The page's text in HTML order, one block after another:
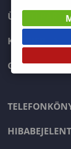
ÜZLETI
KARRIER
GREEN